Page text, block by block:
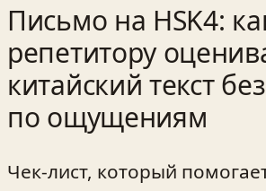
Письмо на HSK4:
репетитору
китайский текст
по ощущениям
Чек‑лист, который